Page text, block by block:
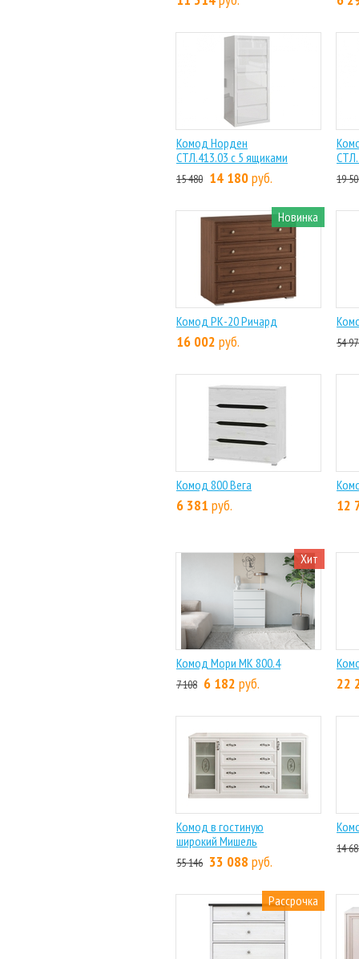
Комод Норден
СТЛ.413.03 с 5 ящиками
15 480 14 180руб. 19
Новинка
Комод РК-20 Ричард
16 002 руб. 54
Комод 800 Вега
6 381 руб. 12
Хит
Комод Мори МК 800.4
7 108 6 182 руб. 22
Комод в гостиную
широкий Мишель
55 146 33 088 руб.
14
Рассрочка